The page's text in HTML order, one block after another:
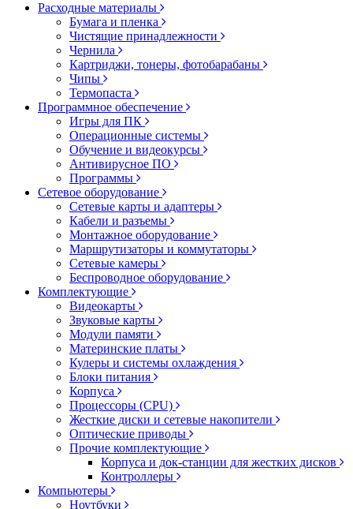
Расходные материалы
Бумага и пленка
Чистящие принадлежности
Чернила
Картриджи, тонеры, фотобарабаны
Чипы
Термопаста
Программное обеспечение
Игры для ПК
Операционные системы
Обучение и видеокурсы
Антивирусное ПО
Программы
Сетевое оборудование
Сетевые карты и адаптеры
Кабели и разъемы
Монтажное оборудование
Маршрутизаторы и коммутаторы
Сетевые камеры
Беспроводное оборудование
Комплектующие
Видеокарты
Звуковые карты
Модули памяти
Материнские платы
Кулеры и системы охлаждения
Блоки питания
Корпуса
Процессоры (CPU)
Жесткие диски и сетевые накопители
Оптические приводы
Прочие комплектующие
Корпуса и док-станции для жестких дисков
Контроллеры
Компьютеры
Ноутбуки